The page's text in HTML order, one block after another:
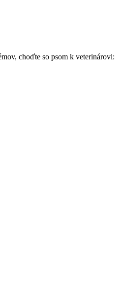
choďte so psom k veterinárovi: